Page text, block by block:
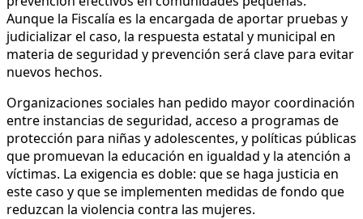
Aunque la Fiscalía es la encargada de aportar pruebas y
judicializar el caso, la respuesta estatal y municipal en
materia de seguridad y prevención será clave para evitar
nuevos hechos.
Organizaciones sociales han pedido mayor coordinación
entre instancias de seguridad, acceso a programas de
protección para niñas y adolescentes, y políticas públicas
que promuevan la educación en igualdad y la atención a
víctimas. La exigencia es doble: que se haga justicia en
este caso y que se implementen medidas de fondo que
reduzcan la violencia contra las mujeres.